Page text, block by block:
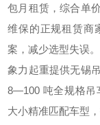
包月租赁，综合单
维保的正规租赁商
案，减少选型失误。
象力起重提供无锡
8—100 吨全规格吊
大小精准匹配车型